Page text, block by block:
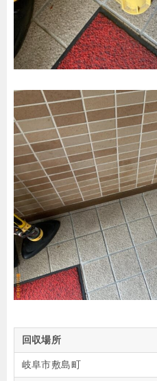
回収場所
岐阜市敷島町